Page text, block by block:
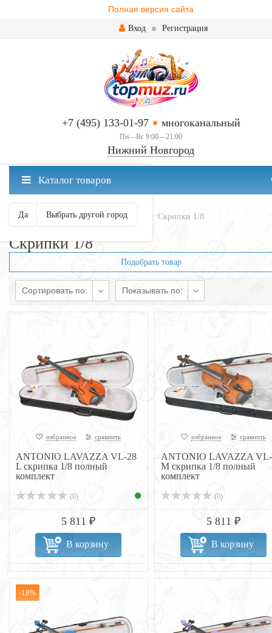
Полная версия сайта
Вход Регистрация
+7 (495) 133-01-97 многоканальный
Пн—Вс 9:00—21:00
Нижний Новгород
Нижний Новгород ваш город?
Да Выбрать другой город
Каталог товаров
Главная Смычковые Скрипки Скрипки 1/8
Скрипки 1/8
Подобрать товар
Сортировать по: Показывать по:
избранное сравнить
ANTONIO LAVAZZA VL-28
L скрипка 1/8 полный
комплект
(0)
5 811 ₽
В корзину
избранное сравнить
ANTONIO LAVAZZA
M скрипка 1/8 полный
комплект
(0)
5 811 ₽
В корзину
-18%